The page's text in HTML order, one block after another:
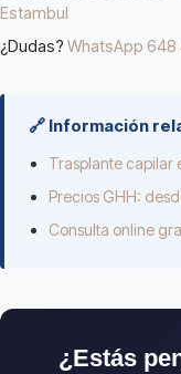
Estambul
¿Dudas? WhatsApp 648
🔗 Información
Trasplante capilar
Precios GHH:
Consulta online
¿Estás